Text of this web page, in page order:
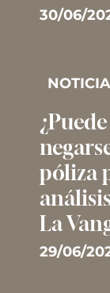
30/06/
NOTICIA
póliza
La
29/06/